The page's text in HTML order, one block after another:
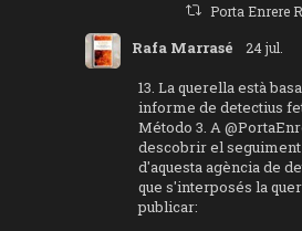
Porta Enrere
Rafa Marrasé 24 jul.
13. La querella està
informe de detectius
Método 3. A
descobrir el
d'aquesta agència de
que s'interposés la
publicar: